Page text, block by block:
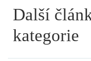
Další
kategorie